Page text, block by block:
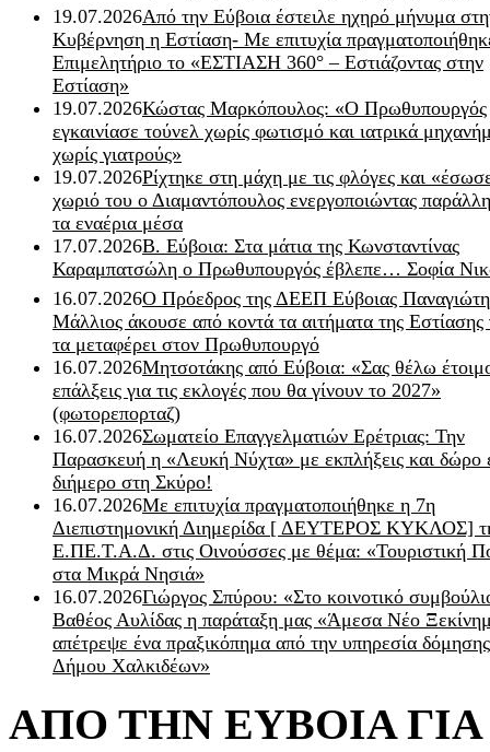
19.07.2026Από την Εύβοια έστειλε ηχηρό μήνυμα
Κυβέρνηση η Εστίαση- Με επιτυχία
Επιμελητήριο το «ΕΣΤΙΑΣΗ 360° – Εστιάζοντας στην
Εστίαση»
19.07.2026Κώστας Μαρκόπουλος: «Ο Πρωθυπουργός
εγκαινίασε τούνελ χωρίς φωτισμό και ιατρικά
χωρίς γιατρούς»
19.07.2026Ρίχτηκε στη μάχη με τις φλόγες και
χωριό του ο Διαμαντόπουλος ενεργοποιώντας
τα εναέρια μέσα
17.07.2026Β. Εύβοια: Στα μάτια της Κωνσταντίνας
Καραμπατσώλη ο Πρωθυπουργός έβλεπε… Σοφία
16.07.2026Ο Πρόεδρος της ΔΕΕΠ Εύβοιας
Μάλλιος άκουσε από κοντά τα αιτήματα της Εστίασης
τα μεταφέρει στον Πρωθυπουργό
16.07.2026Μητσοτάκης από Εύβοια: «Σας θέλω
επάλξεις για τις εκλογές που θα γίνουν το 2027»
(φωτορεπορταζ)
16.07.2026Σωματείο Επαγγελματιών Ερέτριας: Την
Παρασκευή η «Λευκή Νύχτα» με εκπλήξεις και δώρο
διήμερο στη Σκύρο!
16.07.2026Με επιτυχία πραγματοποιήθηκε η 7η
Διεπιστημονική Διημερίδα [ ΔEYΤΕΡΟΣ ΚΥΚΛΟΣ]
Ε.ΠΕ.Τ.Α.Δ. στις Οινούσσες με θέμα: «Τουριστική
στα Μικρά Νησιά»
16.07.2026Γιώργος Σπύρου: «Στο κοινοτικό
Βαθέος Αυλίδας η παράταξη μας «Άμεσα Νέο
απέτρεψε ένα πραξικόπημα από την υπηρεσία
Δήμου Χαλκιδέων»
ΑΠΟ ΤΗΝ ΕΥΒΟΙΑ